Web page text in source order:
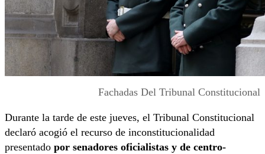
Fachadas Del Tribunal Constitucional
Durante la tarde de este jueves, el Tribunal Constitucional
declaró acogió el recurso de inconstitucionalidad
presentado por senadores oficialistas y de centro-